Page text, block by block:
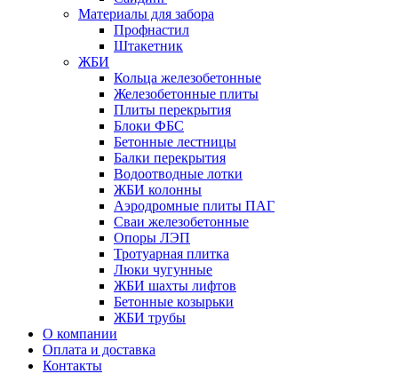
Материалы для забора
Профнастил
Штакетник
ЖБИ
Кольца железобетонные
Железобетонные плиты
Плиты перекрытия
Блоки ФБС
Бетонные лестницы
Балки перекрытия
Водоотводные лотки
ЖБИ колонны
Аэродромные плиты ПАГ
Сваи железобетонные
Опоры ЛЭП
Тротуарная плитка
Люки чугунные
ЖБИ шахты лифтов
Бетонные козырьки
ЖБИ трубы
О компании
Оплата и доставка
Контакты